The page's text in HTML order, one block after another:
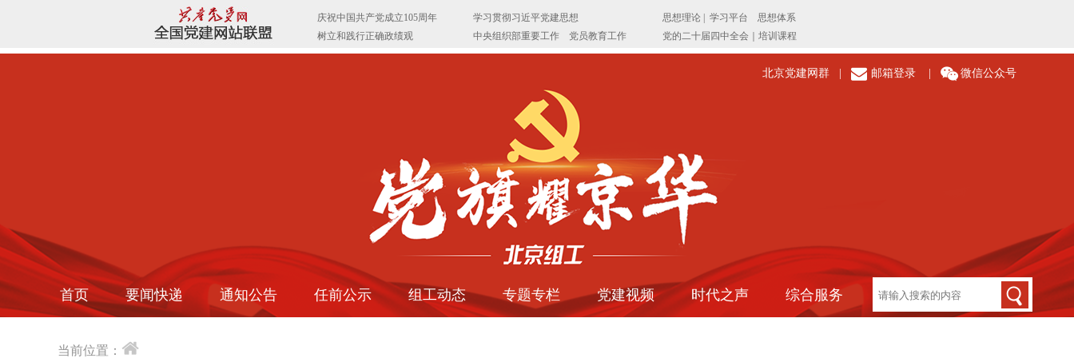
北京党建网群 邮箱登录 微信公众号
首页 要闻快递 通知公告 任前公示 组工动态 专题专栏 党建视频 时代之声 综合服务
当前位置：